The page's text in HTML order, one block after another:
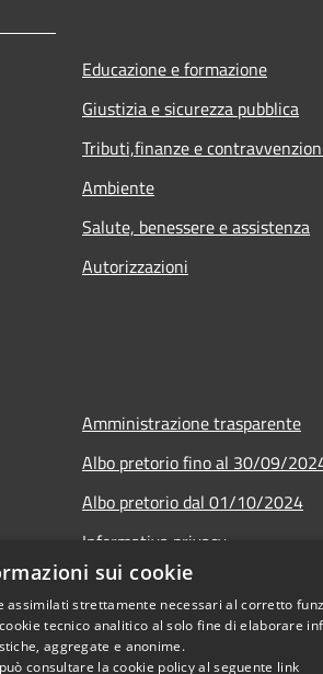
Educazione e formazione
Giustizia e sicurezza pubblica
Tributi,finanze e
Ambiente
Salute, benessere e assistenza
Autorizzazioni
Amministrazione trasparente
Albo pretorio fino al 30/09/
Albo pretorio dal 01/10/2024
Informativa privacy
Note legali
Dichiarazione di accessibilità
sui cookie
assimilati strettamente necessari al corretto
tecnico analitico al solo fine di elaborare
aggregate e anonime.
consultare la cookie policy al seguente link